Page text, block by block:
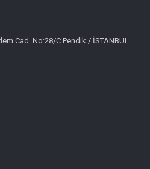
Cad. No:28/C Pendik / İSTANBUL